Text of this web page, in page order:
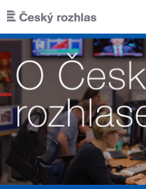
Přejít k hlavnímu obsahu